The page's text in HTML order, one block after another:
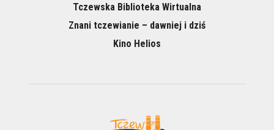
Tczewska Biblioteka Wirtualna
Znani tczewianie – dawniej i dziś
Kino Helios